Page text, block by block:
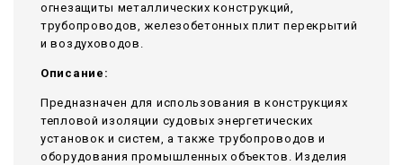
огнезащиты металлических конструкций,
трубопроводов, железобетонных плит перекрытий
и воздуховодов.
Описание:
Предназначен для использования в конструкциях
тепловой изоляции судовых энергетических
установок и систем, а также трубопроводов и
оборудования промышленных объектов. Изделия